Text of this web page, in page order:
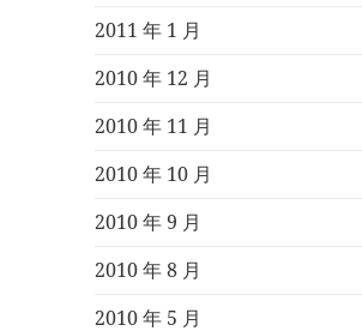
2011 年 1 月
2010 年 12 月
2010 年 11 月
2010 年 10 月
2010 年 9 月
2010 年 8 月
2010 年 5 月